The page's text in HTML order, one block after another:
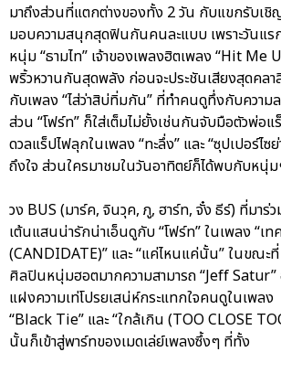
มาถึงส่วนที่แตกต่างของทั้ง 2 วัน กับแขกรับเ
มอบความสนุกสุดฟินกันคนละแบบ เพราะวันแรก
หนุ่ม “ธามไท” เจ้าของเพลงฮิตเพลง “Hit Me
พริ้วหวานกันสุดพลัง ก่อนจะประชันเสียงสุดคลา
กับเพลง “ไส่ว่าสิบ่ทิ่มกัน” ที่ทำคนดูทึ่งกับควา
ส่วน “โฟร์ท” ก็ใส่เต็มไม่ยั้งเช่นกันจับมือตัวพ่อแ
ดวลแร็ปไฟลุกในเพลง “ทะลึ่ง” และ “ซุปเปอร์ไซย่
ถึงใจ ส่วนใครมาชมในวันอาทิตย์ก็ได้พบกับหนุ่
วง BUS (มาร์ค, จินวุค, ภู, ฮาร์ท, จั๋ง ธีร์) ที่มาร่
เต้นแสนน่ารักน่าเอ็นดูกับ “โฟร์ท” ในเพลง “เท
(CANDIDATE)” และ “แค่ไหนแค่นั้น” ในขณะที่
ศิลปินหนุ่มฮอตมากความสามารถ “Jeff Satur”
แฝงความเท่โปรยเสน่ห์กระแทกใจคนดูในเพลง
“Black Tie” และ “ใกล้เกิน (TOO CLOSE
นั้นก็เข้าสู่พาร์ทของเมดเล่ย์เพลงซึ้งๆ ที่ทั้ง